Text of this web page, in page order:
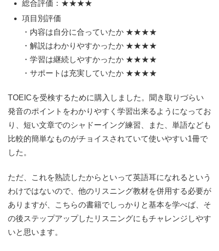
総合評価：★★★★
項目別評価
・内容は自分に合っていたか ★★★★
・解説はわかりやすかったか ★★★★
・学習は継続しやすかったか ★★★★
・サポートは充実していたか ★★★★
TOEICを受検するために購入しました。聞き取りづらい
発音のポイントをわかりやすく学習出来るようになってお
り、短い文章でのシャドーイング練習、また、単語なども
比較的簡単なものがチョイスされていて使いやすい1冊で
した。
ただ、これを熟読したからといって英語耳になれるという
わけではないので、他のリスニング教材を併用する必要が
ありますが、こちらの書籍でしっかりと基本を学べば、そ
の後ステップアップしたリスニングにもチャレンジしやす
いと思います。